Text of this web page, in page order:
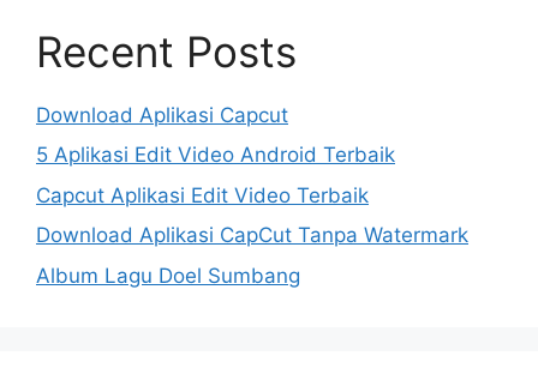
Recent Posts
Download Aplikasi Capcut
5 Aplikasi Edit Video Android Terbaik
Capcut Aplikasi Edit Video Terbaik
Download Aplikasi CapCut Tanpa Watermark
Album Lagu Doel Sumbang